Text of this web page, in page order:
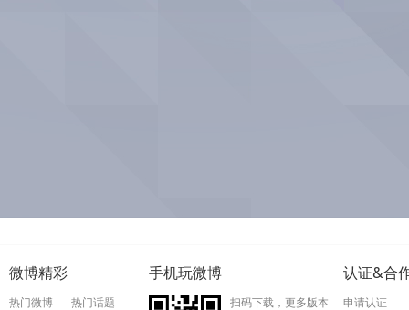
微博精彩
热门微博 热门话题
手机玩微博
扫码下载，更多版本
认证&合
申请认证